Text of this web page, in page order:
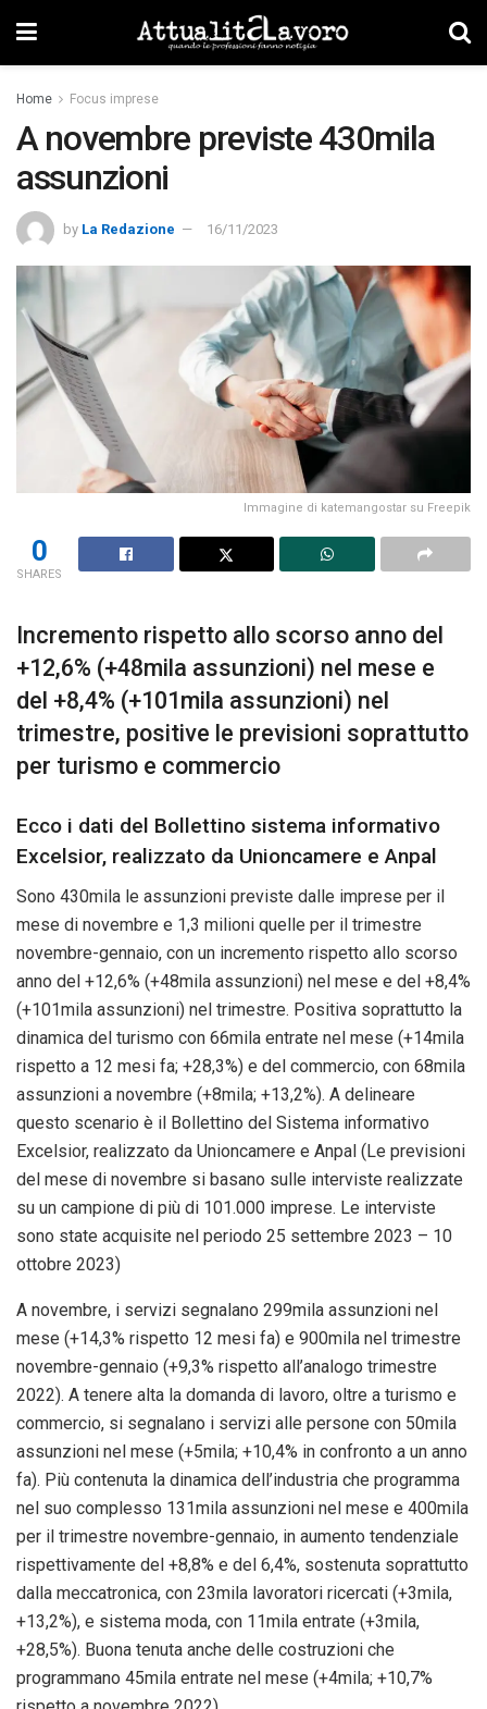
Home Focus imprese
A novembre previste 430mila
assunzioni
by La Redazione 16/11/2023
Immagine di katemangostar su Freepik
0
SHARES
Incremento rispetto allo scorso anno del
+12,6% (+48mila assunzioni) nel mese e
del +8,4% (+101mila assunzioni) nel
trimestre, positive le previsioni soprattutto
per turismo e commercio
Ecco i dati del Bollettino sistema informativo
Excelsior, realizzato da Unioncamere e Anpal
Sono 430mila le assunzioni previste dalle imprese per il
mese di novembre e 1,3 milioni quelle per il trimestre
novembre-gennaio, con un incremento rispetto allo scorso
anno del +12,6% (+48mila assunzioni) nel mese e del +8,4%
(+101mila assunzioni) nel trimestre. Positiva soprattutto la
dinamica del turismo con 66mila entrate nel mese (+14mila
rispetto a 12 mesi fa; +28,3%) e del commercio, con 68mila
assunzioni a novembre (+8mila; +13,2%). A delineare
questo scenario è il Bollettino del Sistema informativo
Excelsior, realizzato da Unioncamere e Anpal (Le previsioni
del mese di novembre si basano sulle interviste realizzate
su un campione di più di 101.000 imprese. Le interviste
sono state acquisite nel periodo 25 settembre 2023 – 10
ottobre 2023)
A novembre, i servizi segnalano 299mila assunzioni nel
mese (+14,3% rispetto 12 mesi fa) e 900mila nel trimestre
novembre-gennaio (+9,3% rispetto all’analogo trimestre
2022). A tenere alta la domanda di lavoro, oltre a turismo e
commercio, si segnalano i servizi alle persone con 50mila
assunzioni nel mese (+5mila; +10,4% in confronto a un anno
fa). Più contenuta la dinamica dell’industria che programma
nel suo complesso 131mila assunzioni nel mese e 400mila
per il trimestre novembre-gennaio, in aumento tendenziale
rispettivamente del +8,8% e del 6,4%, sostenuta soprattutto
dalla meccatronica, con 23mila lavoratori ricercati (+3mila,
+13,2%), e sistema moda, con 11mila entrate (+3mila,
+28,5%). Buona tenuta anche delle costruzioni che
programmano 45mila entrate nel mese (+4mila; +10,7%